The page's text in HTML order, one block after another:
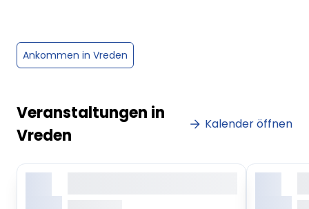
Ankommen in Vreden
Veranstaltungen in
Vreden
Kalender öffnen
X.